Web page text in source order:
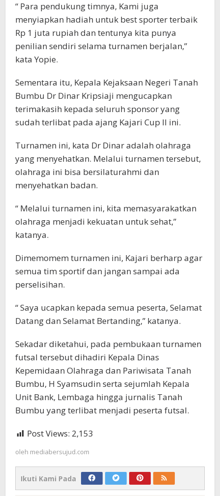
“ Para pendukung timnya, Kami juga
menyiapkan hadiah untuk best sporter terbaik
Rp 1 juta rupiah dan tentunya kita punya
penilian sendiri selama turnamen berjalan,”
kata Yopie.
Sementara itu, Kepala Kejaksaan Negeri Tanah
Bumbu Dr Dinar Kripsiaji mengucapkan
terimakasih kepada seluruh sponsor yang
sudah terlibat pada ajang Kajari Cup II ini.
Turnamen ini, kata Dr Dinar adalah olahraga
yang menyehatkan. Melalui turnamen tersebut,
olahraga ini bisa bersilaturahmi dan
menyehatkan badan.
“ Melalui turnamen ini, kita memasyarakatkan
olahraga menjadi kekuatan untuk sehat,”
katanya.
Dimemomem turnamen ini, Kajari berharp agar
semua tim sportif dan jangan sampai ada
perselisihan.
“ Saya ucapkan kepada semua peserta, Selamat
Datang dan Selamat Bertanding,” katanya.
Sekadar diketahui, pada pembukaan turnamen
futsal tersebut dihadiri Kepala Dinas
Kepemidaan Olahraga dan Pariwisata Tanah
Bumbu, H Syamsudin serta sejumlah Kepala
Unit Bank, Lembaga hingga jurnalis Tanah
Bumbu yang terlibat menjadi peserta futsal.
Post Views: 2,153
oleh mediabersujud.com
Ikuti Kami Pada